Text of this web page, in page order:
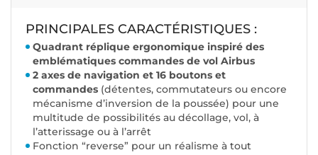
PRINCIPALES CARACTÉRISTIQUES :
Quadrant réplique ergonomique inspiré des
emblématiques commandes de vol Airbus
2 axes de navigation et 16 boutons et
commandes (détentes, commutateurs ou encore
mécanisme d’inversion de la poussée) pour une
multitude de possibilités au décollage, vol, à
l’atterissage ou à l’arrêt
Fonction “reverse” pour un réalisme à tout